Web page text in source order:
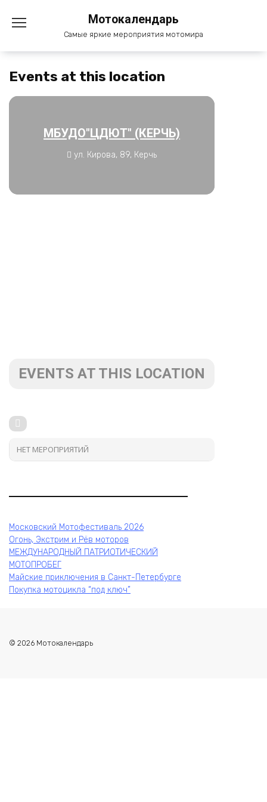
содержанию
Мотокалендарь
Самые яркие мероприятия мотомира
Events at this location
МБУДО"ЦДЮТ" (КЕРЧЬ)
ул. Кирова, 89, Керчь
EVENTS AT THIS LOCATION
НЕТ МЕРОПРИЯТИЙ
Московский Мотофестиваль 2026
Огонь, Экстрим и Рёв моторов
МЕЖДУНАРОДНЫЙ ПАТРИОТИЧЕСКИЙ
МОТОПРОБЕГ
Майские приключения в Санкт-Петербурге
Покупка мотоцикла “под ключ”
© 2026 Мотокалендарь